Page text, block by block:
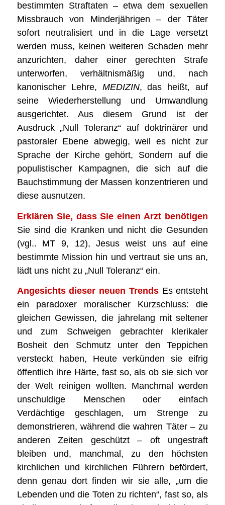
bestimmten Straftaten – etwa dem sexuellen
Missbrauch von Minderjährigen – der Täter
sofort neutralisiert und in die Lage versetzt
werden muss, keinen weiteren Schaden mehr
anzurichten, daher einer gerechten Strafe
unterworfen, verhältnismäßig und, nach
kanonischer Lehre, MEDIZIN, das heißt, auf
seine Wiederherstellung und Umwandlung
ausgerichtet. Aus diesem Grund ist der
Ausdruck „Null Toleranz“ auf doktrinärer und
pastoraler Ebene abwegig, weil es nicht zur
Sprache der Kirche gehört, Sondern auf die
populistischer Kampagnen, die sich auf die
Bauchstimmung der Massen konzentrieren und
diese ausnutzen.
Erklären Sie, dass Sie einen Arzt benötigen
Sie sind die Kranken und nicht die Gesunden
(vgl.. MT 9, 12), Jesus weist uns auf eine
bestimmte Mission hin und vertraut sie uns an,
lädt uns nicht zu „Null Toleranz“ ein.
Angesichts dieser neuen TrendsEs entsteht
ein paradoxer moralischer Kurzschluss: die
gleichen Gewissen, die jahrelang mit seltener
und zum Schweigen gebrachter klerikaler
Bosheit den Schmutz unter den Teppichen
versteckt haben, Heute verkünden sie eifrig
öffentlich ihre Härte, fast so, als ob sie sich vor
der Welt reinigen wollten. Manchmal werden
unschuldige Menschen oder einfach
Verdächtige geschlagen, um Strenge zu
demonstrieren, während die wahren Täter – zu
anderen Zeiten geschützt – oft ungestraft
bleiben und, manchmal, zu den höchsten
kirchlichen und kirchlichen Führern befördert,
denn genau dort finden wir sie alle, „um die
Lebenden und die Toten zu richten“, fast so, als